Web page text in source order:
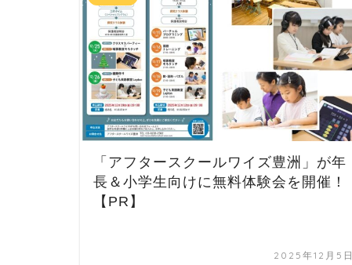
「アフタースクールワイズ豊洲」が年
長＆小学生向けに無料体験会を開催！
【PR】
2025年12月5日